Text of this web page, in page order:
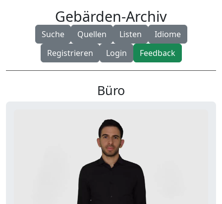
Gebärden-Archiv
Suche Quellen Listen
Idiome
Registrieren
Login Feedback
Büro